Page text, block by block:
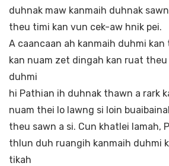
duhnak maw kanmaih duhnak
theu timi kan vun cek-aw hnik pei.
A caancaan ah kanmaih duhmi
kan nuam zet dingah kan ruat theu
duhmi
hi Pathian ih duhnak thawn a rark
nuam thei lo lawng si loin
theu sawn a si. Cun khatlei lamah,
thlun duh ruangih kanmaih duhmi
tikah